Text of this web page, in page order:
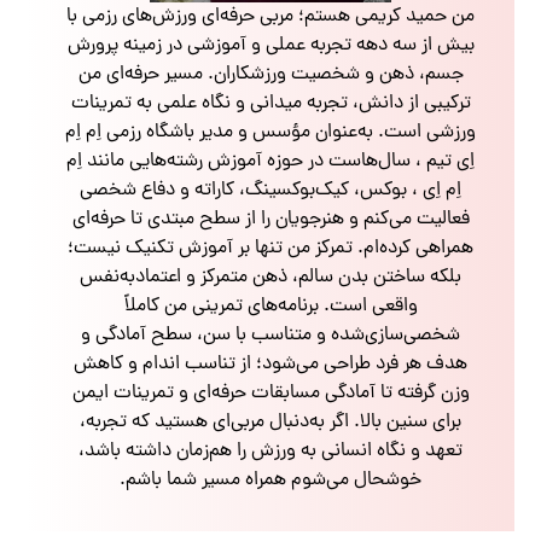
من حمید کریمی هستم؛ مربی حرفه‌ای ورزش‌های رزمی با
بیش از سه دهه تجربه عملی و آموزشی در زمینه پرورش
جسم، ذهن و شخصیت ورزشکاران. مسیر حرفه‌ای من
ترکیبی از دانش، تجربه میدانی و نگاه علمی به تمرینات
ورزشی است. به‌عنوان مؤسس و مدیر باشگاه رزمی اِم اِم
اِی تیم ، سال‌هاست در حوزه آموزش رشته‌هایی مانند اِم
اِم اِی ، بوکس، کیک‌بوکسینگ، کاراته و دفاع شخصی
فعالیت می‌کنم و هنرجویان را از سطح مبتدی تا حرفه‌ای
همراهی کرده‌ام. تمرکز من تنها بر آموزش تکنیک نیست؛
بلکه ساختن بدن سالم، ذهن متمرکز و اعتمادبه‌نفس
واقعی است. برنامه‌های تمرینی من کاملاً
شخصی‌سازی‌شده و متناسب با سن، سطح آمادگی و
هدف هر فرد طراحی می‌شود؛ از تناسب اندام و کاهش
وزن گرفته تا آمادگی مسابقات حرفه‌ای و تمرینات ایمن
برای سنین بالا. اگر به‌دنبال مربی‌ای هستید که تجربه،
تعهد و نگاه انسانی به ورزش را هم‌زمان داشته باشد،
خوشحال می‌شوم همراه مسیر شما باشم.